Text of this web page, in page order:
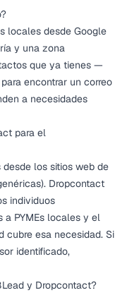
locales desde Google
y una zona
que ya tienes —
encontrar un correo
a necesidades
para el
desde los sitios web de
Dropcontact
individuos
a PYMEs locales y el
cubre esa necesidad. Si
identificado,
y Dropcontact?